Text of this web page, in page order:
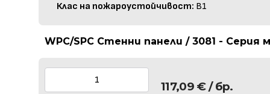
Клас на пожароустойчивост: B1
WPC/SPC Стенни панели / 3081 - Серия
117,09 €/ бр.